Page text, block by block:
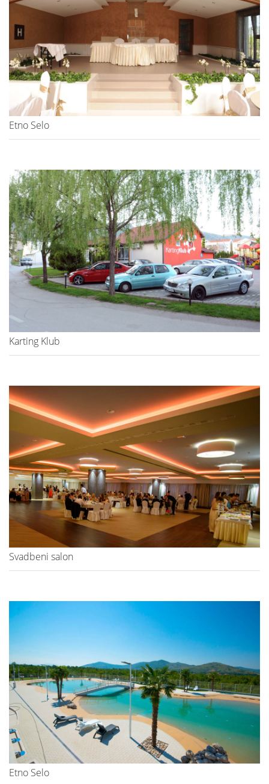
Etno Selo
Karting Klub
Svadbeni salon
Etno Selo